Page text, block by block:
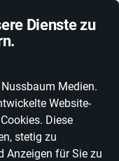
Dienste zu
Medien.
Website-
Diese
stetig zu
Anzeigen für Sie zu
ESSEN, TRINKEN &